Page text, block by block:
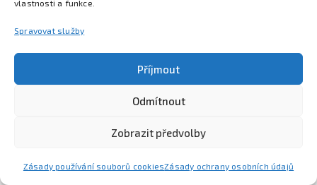
vlastnosti a funkce.
Spravovat služby
Příjmout
Odmítnout
Zobrazit předvolby
Zásady používání souborů cookiesZásady ochrany osobních údajů